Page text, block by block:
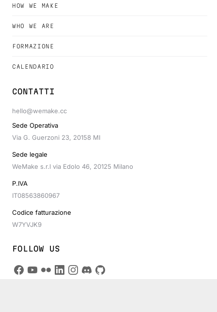
HOW WE MAKE
WHO WE ARE
FORMAZIONE
CALENDARIO
CONTATTI
hello@wemake.cc
Sede Operativa
Via G. Guerzoni 23, 20158 MI
Sede legale
WeMake s.r.l via Edolo 46, 20125 Milano
P.IVA
IT08563860967
Codice fatturazione
W7YVJK9
FOLLOW US